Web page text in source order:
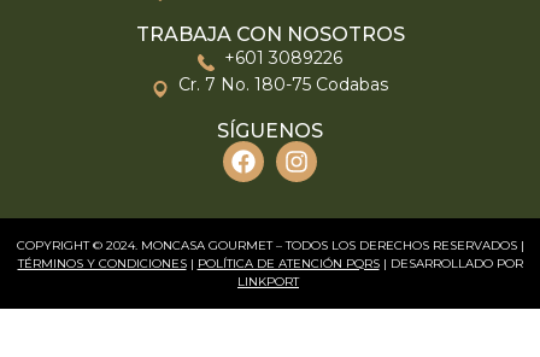
TRABAJA CON NOSOTROS
+601 3089226
Cr. 7 No. 180-75 Codabas
SÍGUENOS
COPYRIGHT © 2024. MONCASA GOURMET – TODOS LOS DERECHOS RESERVADOS |
TÉRMINOS Y CONDICIONES| POLÍTICA DE ATENCIÓN PQRS| DESARROLLADO POR
LINKPORT